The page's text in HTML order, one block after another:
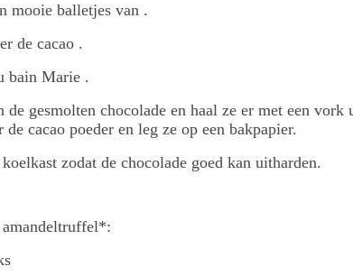
mooie balletjes van .
de cacao .
bain Marie .
gesmolten chocolade en haal ze er met een
cacao poeder en leg ze op een bakpapier.
zodat de chocolade goed kan uitharden.